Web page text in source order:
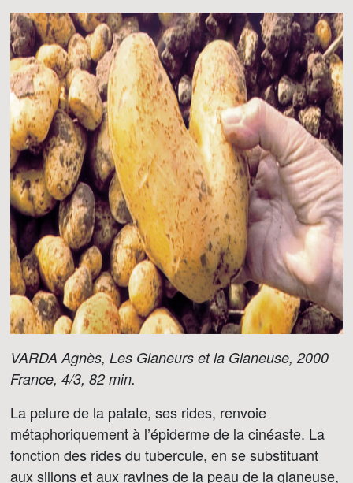
VARDA Agnès, Les Glaneurs et la Glaneuse, 2000
France, 4/3, 82 min.
La pelure de la patate, ses rides, renvoie
métaphoriquement à l’épiderme de la cinéaste. La
fonction des rides du tubercule, en se substituant
aux sillons et aux ravines de la peau de la glaneuse,